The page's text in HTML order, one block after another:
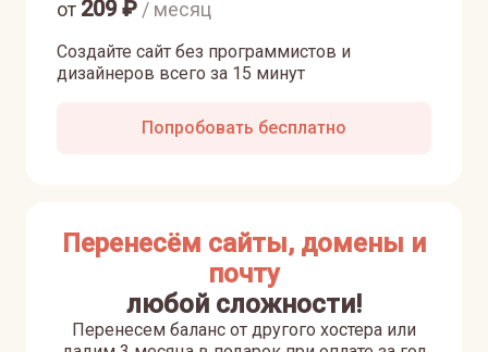
Создайте сайт без программистов и
дизайнеров всего за 15 минут
от 209₽ / месяц
Попробовать бесплатно
Перенесём сайты, домены и
почту
любой сложности!
Перенесем баланс от другого хостера или